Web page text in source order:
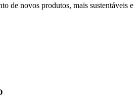
de novos produtos, mais sustentáveis e